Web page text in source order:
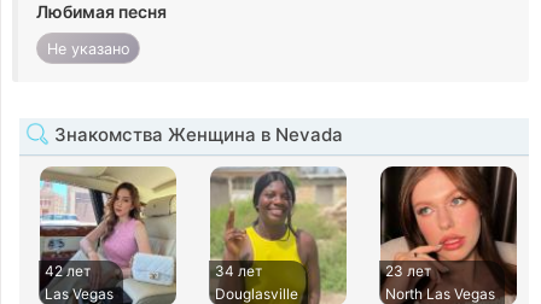
Любимая песня
Не указано
Знакомства Женщина в Nevada
42 лет
Las Vegas
34 лет
Douglasville
23 лет
North Las Vegas